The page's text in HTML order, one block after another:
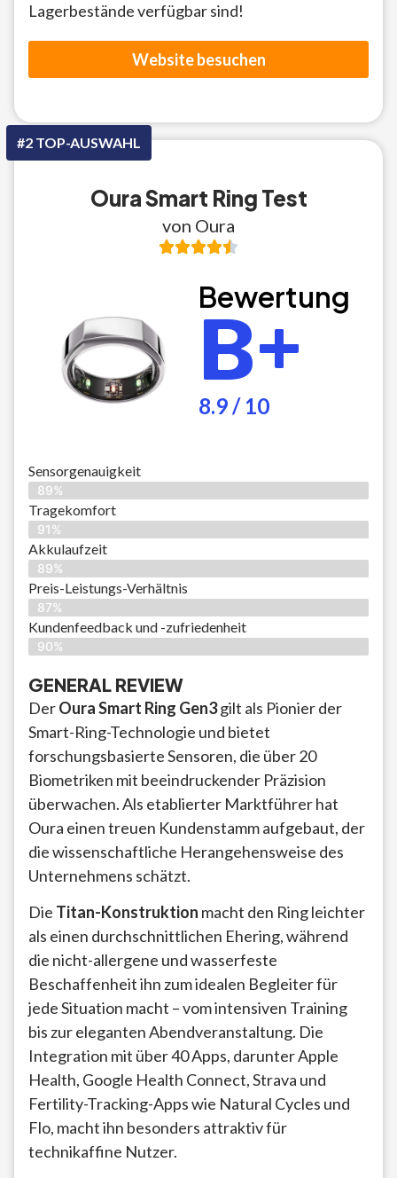
Lagerbestände verfügbar sind!
Website besuchen
#2 TOP-AUSWAHL
Oura Smart Ring Test
von Oura
Bewertung
B+
8.9 / 10
Sensorgenauigkeit
89%
Tragekomfort
91%
Akkulaufzeit
89%
Preis-Leistungs-Verhältnis
87%
Kundenfeedback und -zufriedenheit
90%
GENERAL REVIEW
DerOura Smart Ring Gen3gilt als Pionier der
Smart-Ring-Technologie und bietet
forschungsbasierte Sensoren, die über 20
Biometriken mit beeindruckender Präzision
überwachen. Als etablierter Marktführer hat
Oura einen treuen Kundenstamm aufgebaut, der
die wissenschaftliche Herangehensweise des
Unternehmens schätzt.
Die Titan-Konstruktion macht den Ring leichter
als einen durchschnittlichen Ehering, während
die nicht-allergene und wasserfeste
Beschaffenheit ihn zum idealen Begleiter für
jede Situation macht – vom intensiven Training
bis zur eleganten Abendveranstaltung. Die
Integration mit über 40 Apps, darunter Apple
Health, Google Health Connect, Strava und
Fertility-Tracking-Apps wie Natural Cycles und
Flo, macht ihn besonders attraktiv für
technikaffine Nutzer.